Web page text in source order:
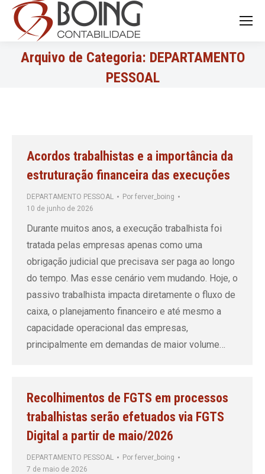
Search:
Arquivo de Categoria: DEPARTAMENTO
PESSOAL
Acordos trabalhistas e a importância da
estruturação financeira das execuções
DEPARTAMENTO PESSOAL Por ferver_boing
10 de junho de 2026
Durante muitos anos, a execução trabalhista foi
tratada pelas empresas apenas como uma
obrigação judicial que precisava ser paga ao longo
do tempo. Mas esse cenário vem mudando. Hoje, o
passivo trabalhista impacta diretamente o fluxo de
caixa, o planejamento financeiro e até mesmo a
capacidade operacional das empresas,
principalmente em demandas de maior volume…
Recolhimentos de FGTS em processos
trabalhistas serão efetuados via FGTS
Digital a partir de maio/2026
DEPARTAMENTO PESSOAL Por ferver_boing
7 de maio de 2026